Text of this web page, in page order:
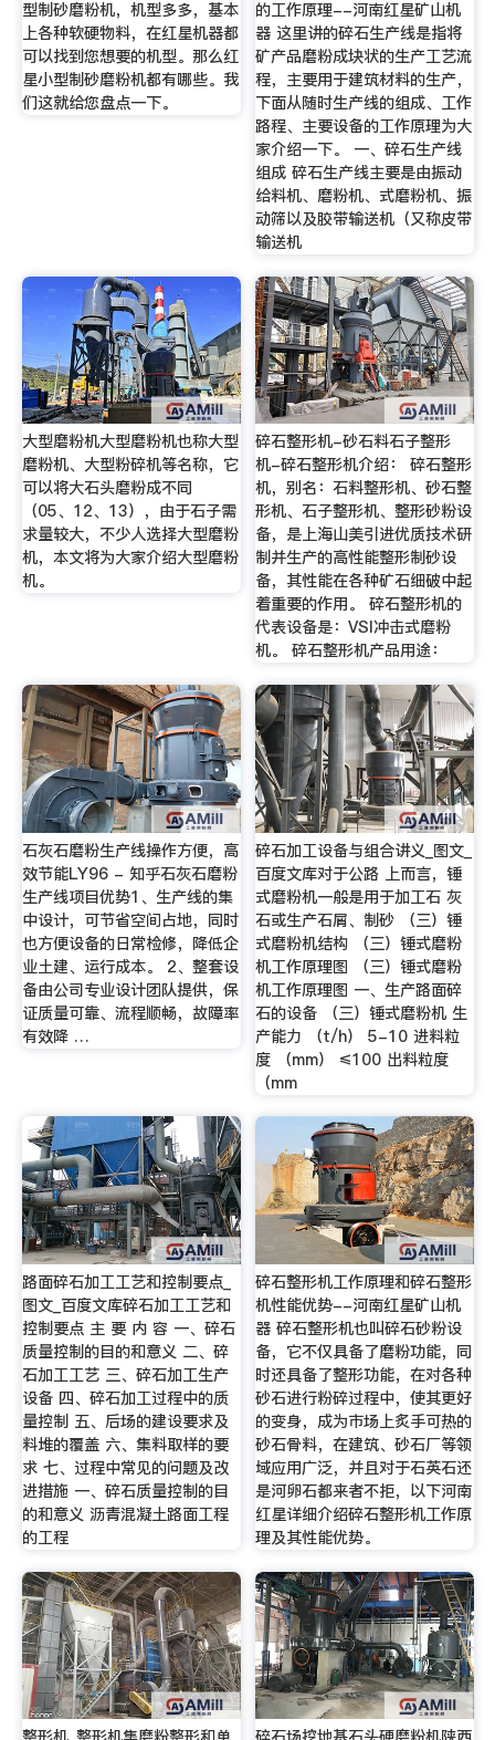
型制砂磨粉机，机型多多，基本
上各种软硬物料，在红星机器都
可以找到您想要的机型。那么红
星小型制砂磨粉机都有哪些。我
们这就给您盘点一下。
的工作原理--河南红星矿山机
器 这里讲的碎石生产线是指将
矿产品磨粉成块状的生产工艺流
程，主要用于建筑材料的生产，
下面从随时生产线的组成、工作
路程、主要设备的工作原理为大
家介绍一下。 一、碎石生产线
组成 碎石生产线主要是由振动
给料机、磨粉机、式磨粉机、振
动筛以及胶带输送机（又称皮带
输送机
大型磨粉机大型磨粉机也称大型
磨粉机、大型粉碎机等名称，它
可以将大石头磨粉成不同
（05、12、13），由于石子需
求量较大，不少人选择大型磨粉
机，本文将为大家介绍大型磨粉
机。
碎石整形机-砂石料石子整形
机-碎石整形机介绍： 碎石整形
机，别名：石料整形机、砂石整
形机、石子整形机、整形砂粉设
备，是上海山美引进优质技术研
制并生产的高性能整形制砂设
备，其性能在各种矿石细破中起
着重要的作用。 碎石整形机的
代表设备是：VSI冲击式磨粉
机。 碎石整形机产品用途：
石灰石磨粉生产线操作方便，高
效节能LY96 - 知乎石灰石磨粉
生产线项目优势1、生产线的集
中设计，可节省空间占地，同时
也方便设备的日常检修，降低企
业土建、运行成本。 2、整套设
备由公司专业设计团队提供，保
证质量可靠、流程顺畅，故障率
有效降 …
碎石加工设备与组合讲义_图文_
百度文库对于公路 上而言，锤
式磨粉机一般是用于加工石 灰
石或生产石屑、制砂 （三）锤
式磨粉机结构 （三）锤式磨粉
机工作原理图 （三）锤式磨粉
机工作原理图 一、生产路面碎
石的设备 （三）锤式磨粉机 生
产能力 （t/h） 5-10 进料粒
度 （mm） ≤100 出料粒度
（mm
路面碎石加工工艺和控制要点_
图文_百度文库碎石加工工艺和
控制要点 主 要 内 容 一、碎石
质量控制的目的和意义 二、碎
石加工工艺 三、碎石加工生产
设备 四、碎石加工过程中的质
量控制 五、后场的建设要求及
料堆的覆盖 六、集料取样的要
求 七、过程中常见的问题及改
进措施 一、碎石质量控制的目
的和意义 沥青混凝土路面工程
的工程
碎石整形机工作原理和碎石整形
机性能优势--河南红星矿山机
器 碎石整形机也叫碎石砂粉设
备，它不仅具备了磨粉功能，同
时还具备了整形功能，在对各种
砂石进行粉碎过程中，使其更好
的变身，成为市场上炙手可热的
砂石骨料，在建筑、砂石厂等领
域应用广泛，并且对于石英石还
是河卵石都来者不拒，以下河南
红星详细介绍碎石整形机工作原
理及其性能优势。